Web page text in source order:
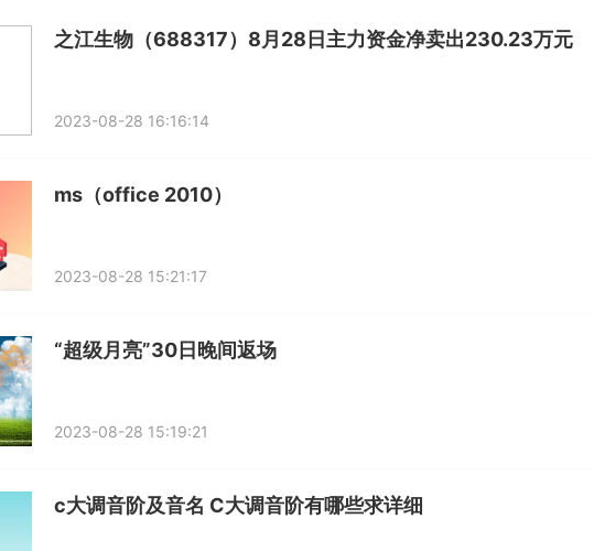
之江生物（688317）8月28日主力资金净卖出230.23万元
2023-08-28 16:16:14
ms（office 2010）
2023-08-28 15:21:17
“超级月亮”30日晚间返场
2023-08-28 15:19:21
c大调音阶及音名 C大调音阶有哪些求详细